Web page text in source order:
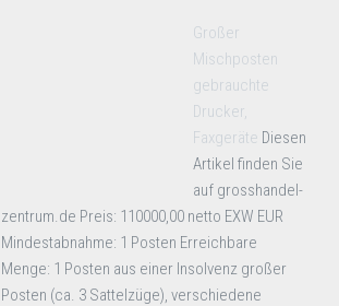
Großer
Mischposten
gebrauchte
Drucker,
Faxgeräte Diesen
Artikel finden Sie
auf grosshandel-
zentrum.de Preis: 110000,00 netto EXW EUR
Mindestabnahme: 1 Posten Erreichbare
Menge: 1 Posten aus einer Insolvenz großer
Posten (ca. 3 Sattelzüge), verschiedene